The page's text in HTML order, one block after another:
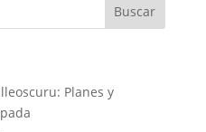
Planes y